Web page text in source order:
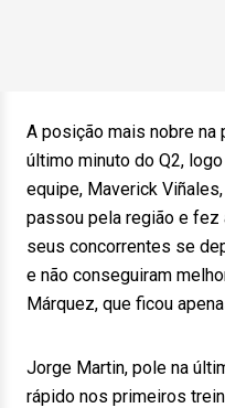
A posição mais nobre
último minuto do Q2,
equipe, Maverick
passou pela região e fez
seus concorrentes se
e não conseguiram
Márquez, que ficou
Jorge Martin, pole na
rápido nos primeiros